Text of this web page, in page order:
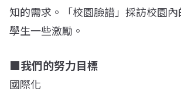
知的需求。「校園臉譜」採訪校園
學生一些激勵。
■我們的努力目標
國際化